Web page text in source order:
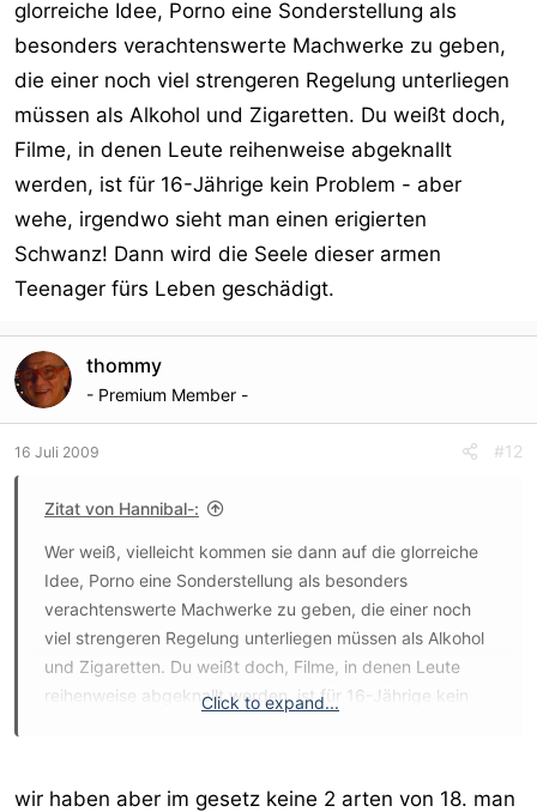
glorreiche Idee, Porno eine Sonderstellung als
besonders verachtenswerte Machwerke zu geben,
die einer noch viel strengeren Regelung unterliegen
müssen als Alkohol und Zigaretten. Du weißt doch,
Filme, in denen Leute reihenweise abgeknallt
werden, ist für 16-Jährige kein Problem - aber
wehe, irgendwo sieht man einen erigierten
Schwanz! Dann wird die Seele dieser armen
Teenager fürs Leben geschädigt.
thommy
- Premium Member -
16 Juli 2009 #12
Zitat von Hannibal-:
Wer weiß, vielleicht kommen sie dann auf die glorreiche
Idee, Porno eine Sonderstellung als besonders
verachtenswerte Machwerke zu geben, die einer noch
viel strengeren Regelung unterliegen müssen als Alkohol
und Zigaretten. Du weißt doch, Filme, in denen Leute
reihenweise abgeknallt werden, ist für 16-Jährige kein
Click to expand...
wir haben aber im gesetz keine 2 arten von 18. man